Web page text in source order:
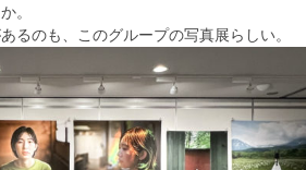
。
るのも、このグループの写真展らしい。